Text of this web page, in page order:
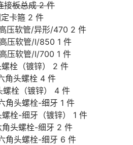
接板总成 2 件
卡箍 2 件
压软管/异形/470 2 件
高压软管/I/850 1 件
压软管/I/700 1 件
栓（镀锌） 2 件
角头螺栓 4 件
栓（镀锌） 4 件
角头螺栓-细牙 1 件
螺栓-细牙（镀锌） 1 件
角头螺栓-细牙 2 件
角头螺栓-细牙 6 件